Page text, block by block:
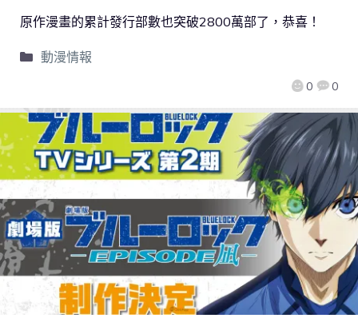
0 0
原作漫畫的累計發行部數也突破2800萬部了，恭喜！
動漫情報